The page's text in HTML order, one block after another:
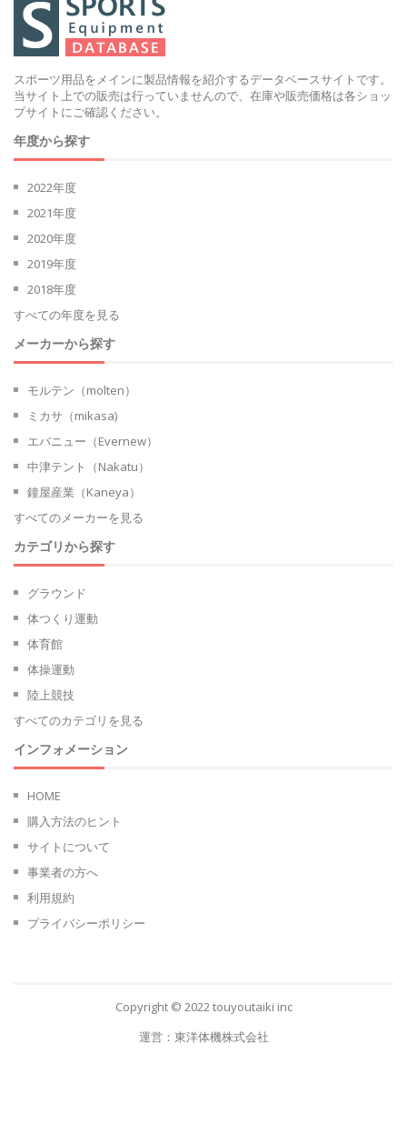
スポーツ用品をメインに製品情報を紹介するデータベースサイトです。
当サイト上での販売は行っていませんので、在庫や販売価格は各ショッ
プサイトにご確認ください。
年度から探す
2022年度
2021年度
2020年度
2019年度
2018年度
すべての年度を見る
メーカーから探す
モルテン（molten）
ミカサ（mikasa)
エバニュー（Evernew）
中津テント（Nakatu）
鐘屋産業（Kaneya）
すべてのメーカーを見る
カテゴリから探す
グラウンド
体つくり運動
体育館
体操運動
陸上競技
すべてのカテゴリを見る
インフォメーション
HOME
購入方法のヒント
サイトについて
事業者の方へ
利用規約
プライバシーポリシー
Copyright © 2022touyoutaiki inc
運営： 東洋体機株式会社